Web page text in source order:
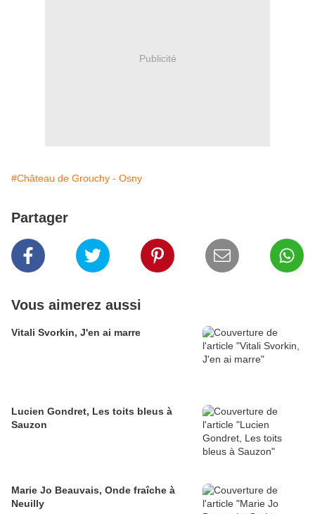
Publicité
#Château de Grouchy - Osny
Partager
Vous aimerez aussi
Vitali Svorkin, J'en ai marre
Lucien Gondret, Les toits bleus à
Sauzon
Marie Jo Beauvais, Onde fraîche à
Neuilly